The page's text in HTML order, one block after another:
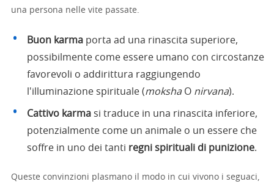
una persona nelle vite passate.
Buon karma porta ad una rinascita superiore,
possibilmente come essere umano con circostanze
favorevoli o addirittura raggiungendo
l'illuminazione spirituale (mokshaO nirvana).
Cattivo karma si traduce in una rinascita inferiore,
potenzialmente come un animale o un essere che
soffre in uno dei tanti regni spirituali di punizione.
Queste convinzioni plasmano il modo in cui vivono i seguaci,